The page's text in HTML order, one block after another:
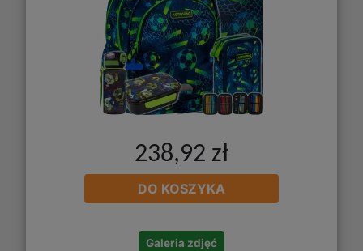
238,92 zł
DO KOSZYKA
Galeria zdjęć